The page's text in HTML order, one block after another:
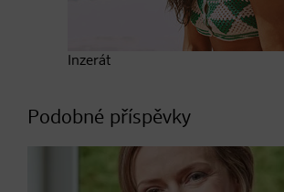
Inzerát
Podobné příspěvky